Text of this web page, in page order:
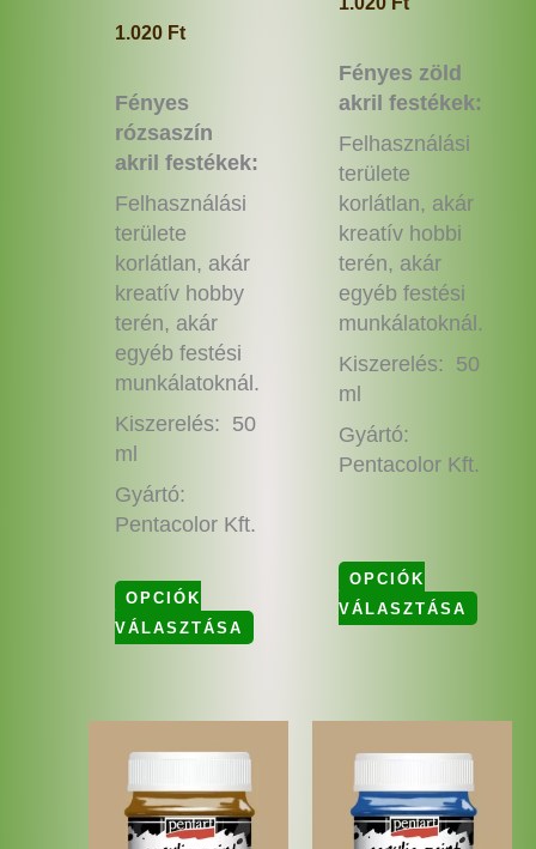
1.020 Ft
Fényes
rózsaszín
akril festékek:
Felhasználási
területe
korlátlan, akár
kreatív hobby
terén, akár
egyéb festési
munkálatoknál.
Kiszerelés: 50
ml
Gyártó:
Pentacolor Kft.
OPCIÓK
VÁLASZTÁSA
Fényes zöld
akril festékek:
Felhasználási
területe
korlátlan, akár
kreatív hobbi
terén, akár
egyéb festési
munkálatoknál.
Kiszerelés: 50
ml
Gyártó:
Pentacolor Kft.
OPCIÓK
VÁLASZTÁSA
terméknek
több